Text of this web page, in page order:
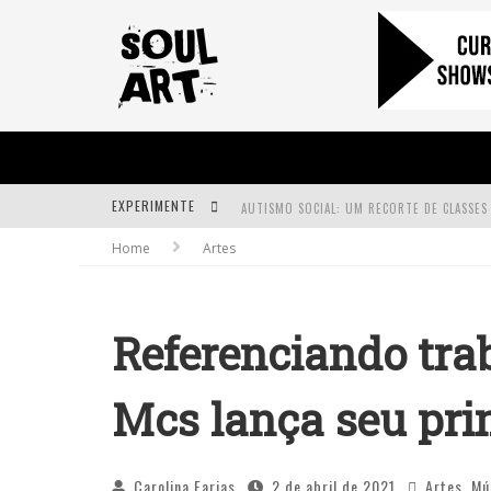
EXPERIMENTE
Home Artes
Referenciando
Mcs lança seu
Carolina Farias 2 de abril de 2021 Artes